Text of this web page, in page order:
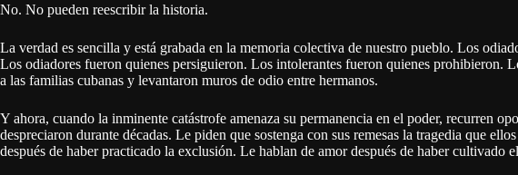
No. No pueden reescribir la historia.
La verdad es sencilla y está grabada en la memoria colectiva de nuestro pueblo. Los
Los odiadores fueron quienes persiguieron. Los intolerantes fueron quienes prohibieron.
a las familias cubanas y levantaron muros de odio entre hermanos.
Y ahora, cuando la inminente catástrofe amenaza su permanencia en el poder, recurren
despreciaron durante décadas. Le piden que sostenga con sus remesas la tragedia que
después de haber practicado la exclusión. Le hablan de amor después de haber cultivado